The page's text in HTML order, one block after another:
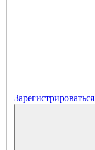
Зарегистрироваться